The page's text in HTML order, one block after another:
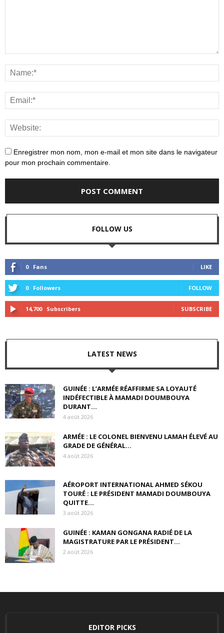
Enregistrer mon nom, mon e-mail et mon site dans le navigateur
pour mon prochain commentaire.
FOLLOW US
0 Fans LIKE
0 Followers FOLLOW
14,700 Subscribers SUBSCRIBE
LATEST NEWS
GUINÉE : L’ARMÉE RÉAFFIRME SA LOYAUTÉ
INDÉFECTIBLE À MAMADI DOUMBOUYA
DURANT...
4 août 2026
ARMÉE : LE COLONEL BIENVENU LAMAH ÉLEVÉ AU
GRADE DE GÉNÉRAL...
4 août 2026
AÉROPORT INTERNATIONAL AHMED SÉKOU
TOURÉ : LE PRÉSIDENT MAMADI DOUMBOUYA
QUITTE...
3 août 2026
GUINÉE : KAMAN GONGANA RADIÉ DE LA
MAGISTRATURE PAR LE PRÉSIDENT...
2 août 2026
EDITOR PICKS